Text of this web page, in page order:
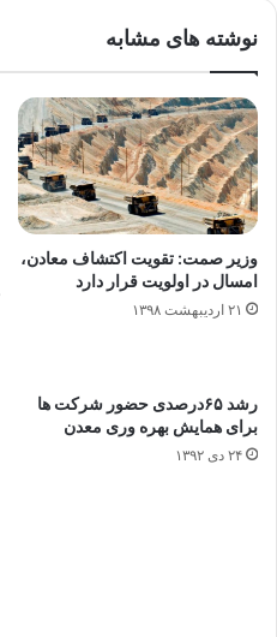
نوشته های مشابه
وزیر صمت: تقویت اکتشاف معادن،
امسال در اولویت قرار دارد
۲۱ اردیبهشت ۱۳۹۸
رشد ۶۵درصدی حضور شرکت ها
برای همایش بهره وری معدن
۲۴ دی ۱۳۹۲